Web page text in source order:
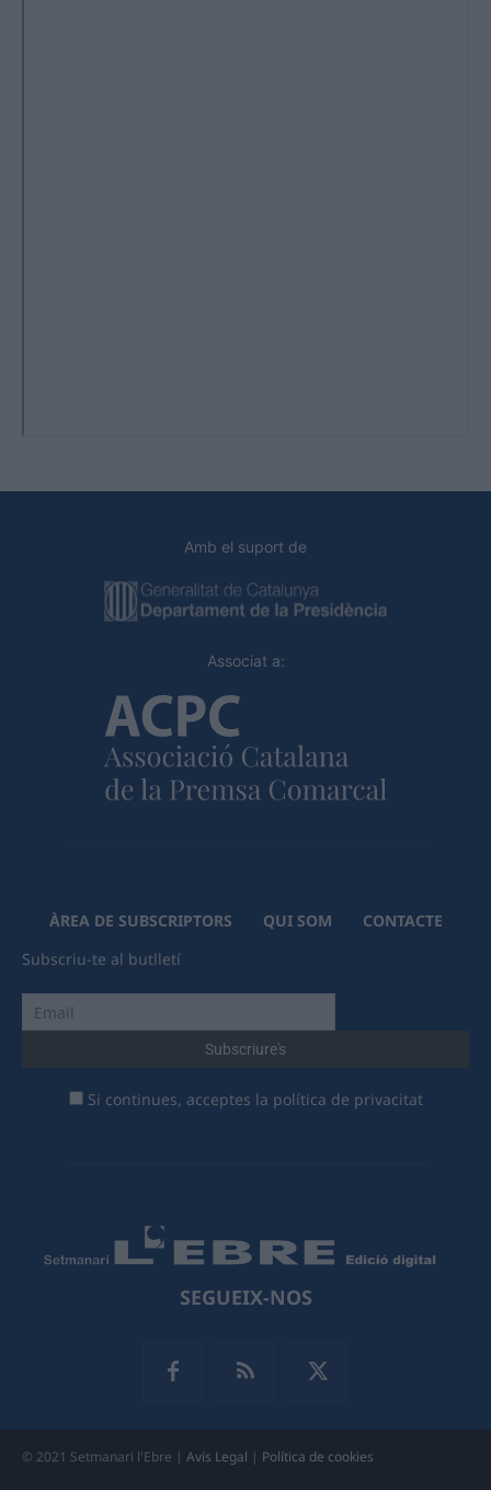
Amb el suport de
Associat a:
ÀREA DE SUBSCRIPTORS QUI SOM
CONTACTE
Subscriu-te al butlletí
Si continues, acceptes la política de privacitat
SEGUEIX-NOS
© 2021 Setmanari l'Ebre | Avís Legal | Política de cookies